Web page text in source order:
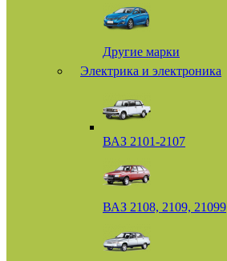
Другие марки
Электрика и электроника
ВАЗ 2101-2107
ВАЗ 2108, 2109, 21099